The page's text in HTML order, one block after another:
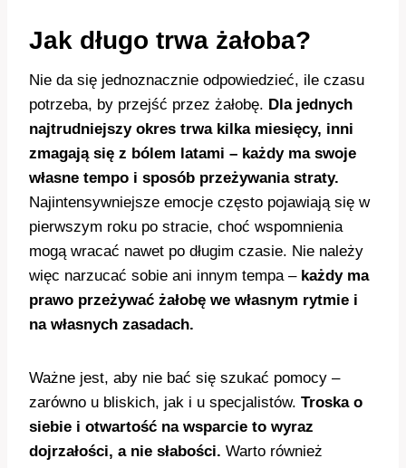
Jak długo trwa żałoba?
Nie da się jednoznacznie odpowiedzieć, ile czasu
potrzeba, by przejść przez żałobę. Dla jednych
najtrudniejszy okres trwa kilka miesięcy, inni
zmagają się z bólem latami – każdy ma swoje
własne tempo i sposób przeżywania straty.
Najintensywniejsze emocje często pojawiają się w
pierwszym roku po stracie, choć wspomnienia
mogą wracać nawet po długim czasie. Nie należy
więc narzucać sobie ani innym tempa – każdy ma
prawo przeżywać żałobę we własnym rytmie i
na własnych zasadach.
Ważne jest, aby nie bać się szukać pomocy –
zarówno u bliskich, jak i u specjalistów. Troska o
siebie i otwartość na wsparcie to wyraz
dojrzałości, a nie słabości. Warto również